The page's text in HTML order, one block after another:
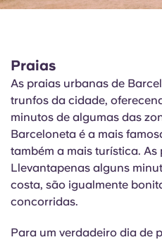
Praias
As praias urbanas de
trunfos da cidade,
minutos de algumas das
Barceloneta é a mais
também a mais turística. As
Llevantapenas alguns
costa, são igualmente
concorridas.
Para um verdadeiro dia de